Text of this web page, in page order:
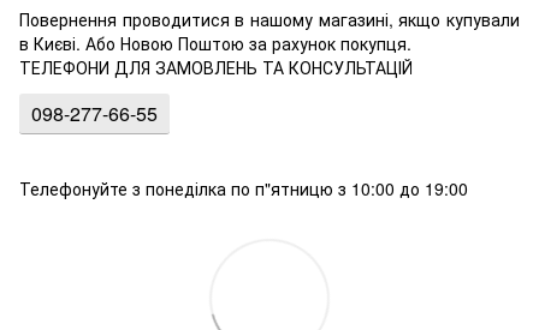
Повернення проводитися в нашому магазині, якщо купували
в Києві. Або Новою Поштою за рахунок покупця.
ТЕЛЕФОНИ ДЛЯ ЗАМОВЛЕНЬ ТА КОНСУЛЬТАЦІЙ
098-277-66-55
Телефонуйте з понеділка по п"ятницю з 10:00 до 19:00